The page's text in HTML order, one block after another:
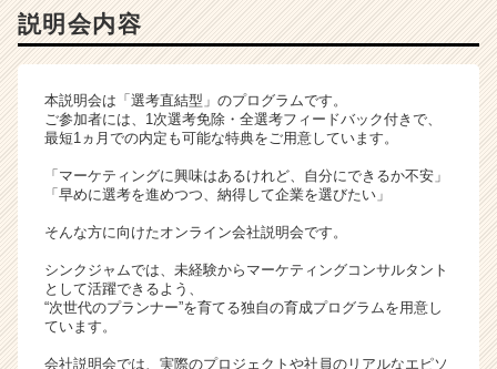
活
サ
ト
チ
ア
ャ
リ
ア
h
説明会内容
本説明会は「選考直結型」のプログラムです。
ご参加者には、1次選考免除・全選考フィードバック付きで、
最短1ヵ月での内定も可能な特典をご用意しています。
「マーケティングに興味はあるけれど、自分にできるか不安」
「早めに選考を進めつつ、納得して企業を選びたい」
そんな方に向けたオンライン会社説明会です。
シンクジャムでは、未経験からマーケティングコンサルタント
として活躍できるよう、
“次世代のプランナー”を育てる独自の育成プログラムを用意し
ています。
会社説明会では、実際のプロジェクトや社員のリアルなエピソ